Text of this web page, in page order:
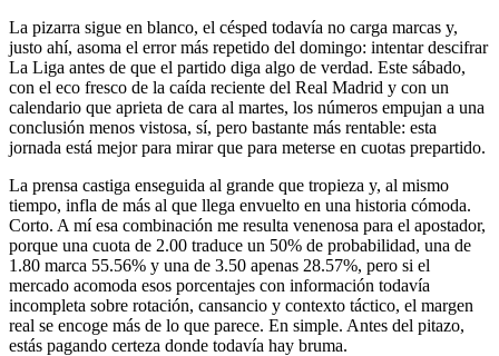
La pizarra sigue en blanco, el césped todavía no carga marcas y,
justo ahí, asoma el error más repetido del domingo: intentar descifrar
La Liga antes de que el partido diga algo de verdad. Este sábado,
con el eco fresco de la caída reciente del Real Madrid y con un
calendario que aprieta de cara al martes, los números empujan a una
conclusión menos vistosa, sí, pero bastante más rentable: esta
jornada está mejor para mirar que para meterse en cuotas prepartido.
La prensa castiga enseguida al grande que tropieza y, al mismo
tiempo, infla de más al que llega envuelto en una historia cómoda.
Corto. A mí esa combinación me resulta venenosa para el apostador,
porque una cuota de 2.00 traduce un 50% de probabilidad, una de
1.80 marca 55.56% y una de 3.50 apenas 28.57%, pero si el
mercado acomoda esos porcentajes con información todavía
incompleta sobre rotación, cansancio y contexto táctico, el margen
real se encoge más de lo que parece. En simple. Antes del pitazo,
estás pagando certeza donde todavía hay bruma.